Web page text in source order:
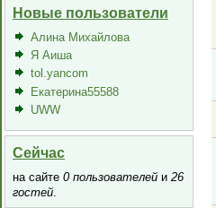
Новые пользователи
Алина Михайлова
Я Аиша
tol.yancom
Екатерина55588
UWW
Сейчас
на сайте 0 пользователей и 26
гостей.